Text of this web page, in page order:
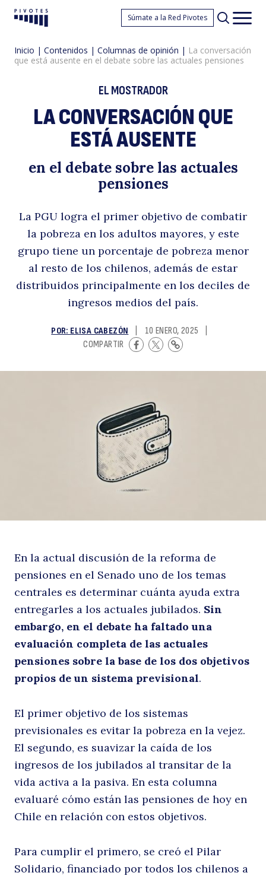
Pivotes Súmate a la Red Pivotes
Inicio | Contenidos | Columnas de opinión | La conversación
que está ausente en el debate sobre las actuales pensiones
EL MOSTRADOR
LA CONVERSACIÓN QUE
ESTÁ AUSENTE
en el debate sobre las actuales
pensiones
La PGU logra el primer objetivo de combatir
la pobreza en los adultos mayores, y este
grupo tiene un porcentaje de pobreza menor
al resto de los chilenos, además de estar
distribuidos principalmente en los deciles de
ingresos medios del país.
POR: ELISA CABEZÓN 10 ENERO, 2025
COMPARTIR
En la actual discusión de la reforma de
pensiones en el Senado uno de los temas
centrales es determinar cuánta ayuda extra
entregarles a los actuales jubilados. Sin
embargo, en el debate ha faltado una
evaluación completa de las actuales
pensiones sobre la base de los dos objetivos
propios de un sistema previsional.
El primer objetivo de los sistemas
previsionales es evitar la pobreza en la vejez.
El segundo, es suavizar la caída de los
ingresos de los jubilados al transitar de la
vida activa a la pasiva. En esta columna
evaluaré cómo están las pensiones de hoy en
Chile en relación con estos objetivos.
Para cumplir el primero, se creó el Pilar
Solidario, financiado por todos los chilenos a